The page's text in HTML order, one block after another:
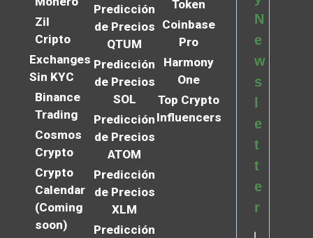
Zil
Cripto
Exchanges
Sin KYC
Binance
Trading
Cosmos
Crypto
Crypto
Calendar
(Coming
soon)
Predicción
de Precios
QTUM
Predicción
de Precios
SOL
Predicción
de Precios
ATOM
Predicción
de Precios
XLM
Predicción
Token
Coinbase
Pro
Harmony
One
Top Crypto
Influencers
N
e
w
s
e
t
t
e
r